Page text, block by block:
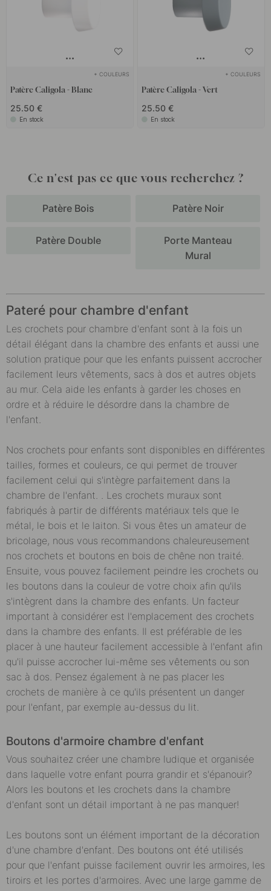
+ COULEURS
Patère Caligola - Blanc
25.50 €
En stock
+ COULEURS
Patère Caligola - Vert
25.50 €
En stock
Ce n'est pas ce que vous recherchez ?
Patère Bois Patère Noir
Patère Double
Porte Manteau
Mural
Pateré pour chambre d'enfant
Les crochets pour chambre d'enfant sont à la fois un
détail élégant dans la chambre des enfants et aussi une
solution pratique pour que les enfants puissent accrocher
facilement leurs vêtements, sacs à dos et autres objets
au mur. Cela aide les enfants à garder les choses en
ordre et à réduire le désordre dans la chambre de
l'enfant.
Nos crochets pour enfants sont disponibles en différentes
tailles, formes et couleurs, ce qui permet de trouver
facilement celui qui s'intègre parfaitement dans la
chambre de l'enfant. . Les crochets muraux sont
fabriqués à partir de différents matériaux tels que le
métal, le bois et le laiton. Si vous êtes un amateur de
bricolage, nous vous recommandons chaleureusement
nos crochets et boutons en bois de chêne non traité.
Ensuite, vous pouvez facilement peindre les crochets ou
les boutons dans la couleur de votre choix afin qu'ils
s'intègrent dans la chambre des enfants. Un facteur
important à considérer est l'emplacement des crochets
dans la chambre des enfants. Il est préférable de les
placer à une hauteur facilement accessible à l'enfant afin
qu'il puisse accrocher lui-même ses vêtements ou son
sac à dos. Pensez également à ne pas placer les
crochets de manière à ce qu'ils présentent un danger
pour l'enfant, par exemple au-dessus du lit.
Boutons d'armoire chambre d'enfant
Vous souhaitez créer une chambre ludique et organisée
dans laquelle votre enfant pourra grandir et s'épanouir?
Alors les boutons et les crochets dans la chambre
d'enfant sont un détail important à ne pas manquer!
Les boutons sont un élément important de la décoration
d'une chambre d'enfant. Des boutons ont été utilisés
pour que l'enfant puisse facilement ouvrir les armoires, les
tiroirs et les portes d'armoires. Avec une large gamme de